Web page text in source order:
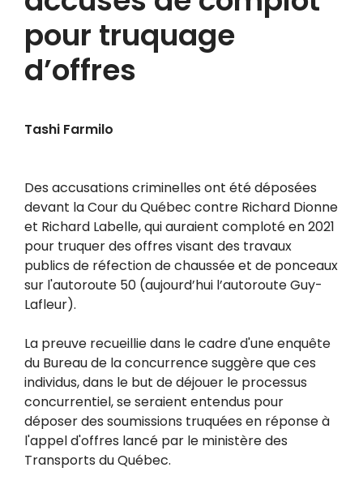
pour truquage
d’offres
Tashi Farmilo
Des accusations criminelles ont été déposées
devant la Cour du Québec contre Richard Dionne
et Richard Labelle, qui auraient comploté en 2021
pour truquer des offres visant des travaux
publics de réfection de chaussée et de ponceaux
sur l'autoroute 50 (aujourd’hui l’autoroute Guy-
Lafleur).
La preuve recueillie dans le cadre d'une enquête
du Bureau de la concurrence suggère que ces
individus, dans le but de déjouer le processus
concurrentiel, se seraient entendus pour
déposer des soumissions truquées en réponse à
l'appel d'offres lancé par le ministère des
Transports du Québec.